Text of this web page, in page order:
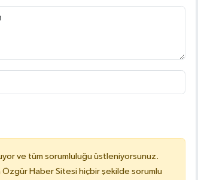
ve tüm sorumluluğu üstleniyorsunuz.
Özgür Haber Sitesi hiçbir şekilde sorumlu